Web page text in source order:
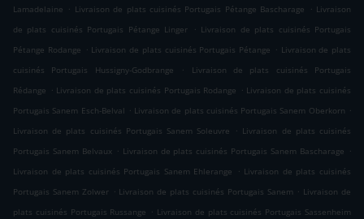
Lamadelaine . Livraison de plats cuisinés Portugais Pétange Bascharage . Livraison
de plats cuisinés Portugais Pétange Linger
. Livraison de plats cuisinés Portugais
Pétange Rodange . Livraison de plats cuisinés Portugais Pétange . Livraison de plats
cuisinés Portugais Hussigny-Godbrange
.
Livraison de plats cuisinés Portugais
Rédange . Livraison de plats cuisinés Portugais Rodange . Livraison de plats cuisinés
Portugais Sanem Esch-Belval . Livraison de plats cuisinés Portugais Sanem Oberkorn .
Livraison de plats cuisinés Portugais Sanem Soleuvre
. Livraison de plats cuisinés
Portugais Sanem Belvaux . Livraison de plats cuisinés Portugais Sanem Bascharage .
Livraison de plats cuisinés Portugais Sanem Ehlerange
. Livraison de plats cuisinés
Portugais Sanem Zolwer . Livraison de plats cuisinés Portugais Sanem . Livraison de
plats cuisinés Portugais Russange . Livraison de plats cuisinés Portugais Sassenheim